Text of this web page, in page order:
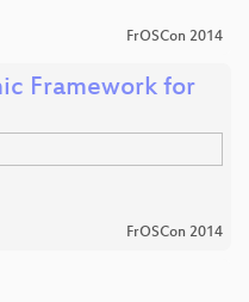
FrOSCon 2014
Framework for
FrOSCon 2014